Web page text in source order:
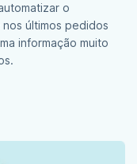
o
últimos pedidos
informação muito